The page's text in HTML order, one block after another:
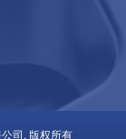
司. 版权所有